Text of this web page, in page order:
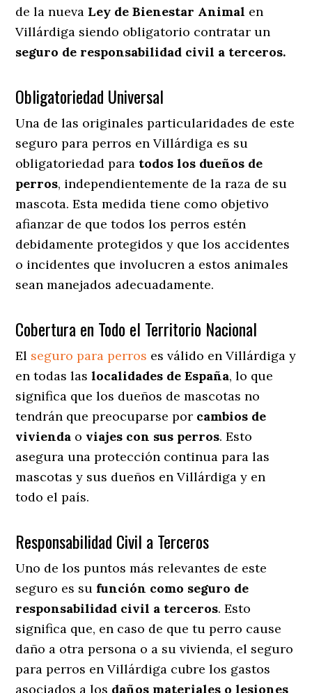
de la nueva Ley de Bienestar Animal en
Villárdiga siendo obligatorio contratar un
seguro de responsabilidad civil a terceros.
Obligatoriedad Universal
Una de las originales particularidades de este
seguro para perros en Villárdiga es su
obligatoriedad para todos los dueños de
perros, independientemente de la raza de su
mascota. Esta medida tiene como objetivo
afianzar de que todos los perros estén
debidamente protegidos y que los accidentes
o incidentes que involucren a estos animales
sean manejados adecuadamente.
Cobertura en Todo el Territorio Nacional
El seguro para perros es válido en Villárdiga y
en todas laslocalidades de España, lo que
significa que los dueños de mascotas no
tendrán que preocuparse por cambios de
vivienda o viajes con sus perros. Esto
asegura una protección continua para las
mascotas y sus dueños en Villárdiga y en
todo el país.
Responsabilidad Civil a Terceros
Uno de los puntos más relevantes de este
seguro es su función como seguro de
responsabilidad civil a terceros. Esto
significa que, en caso de que tu perro cause
daño a otra persona o a su vivienda, el seguro
para perros en Villárdiga cubre los gastos
asociados a los daños materiales o lesiones